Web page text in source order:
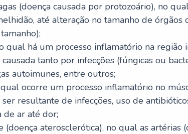
(doença causada por protozoário), no
até alteração no tamanho de órgãos
qual há um processo inflamatório na região
tanto por infecções (fúngicas ou
autoimunes, entre outros;
ocorre um processo inflamatório no
resultante de infecções, uso de
de ar até dor;
(doença aterosclerótica), no qual as artérias